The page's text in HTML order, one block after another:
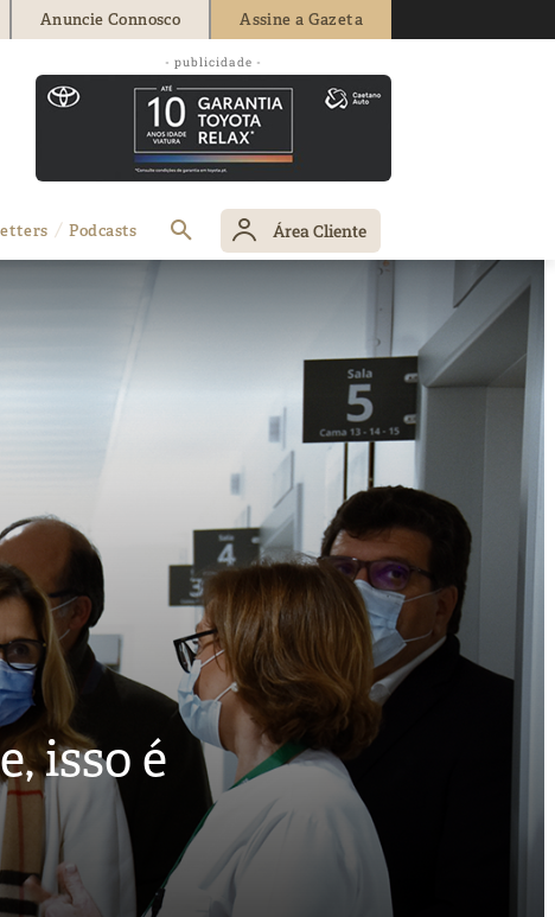
Anuncie Connosco Assine a Gazeta
- publicidade -
Podcasts Área Cliente
isso é